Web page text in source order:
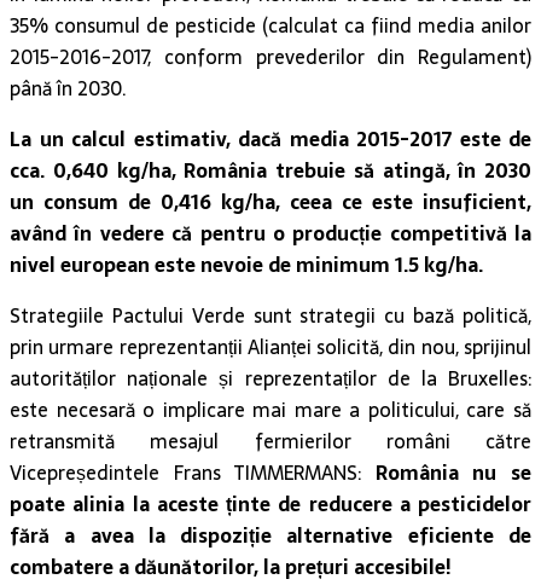
35% consumul de pesticide (calculat ca fiind media anilor
2015-2016-2017, conform prevederilor din Regulament)
până în 2030.
La un calcul estimativ, dacă media 2015-2017 este de
cca. 0,640 kg/ha, România trebuie să atingă, în 2030
un consum de 0,416 kg/ha, ceea ce este insuficient,
având în vedere că pentru o producție competitivă la
nivel european este nevoie de minimum 1.5 kg/ha.
Strategiile Pactului Verde sunt strategii cu bază politică,
prin urmare reprezentanții Alianței solicită, din nou, sprijinul
autorităților naționale și reprezentaților de la Bruxelles:
este necesară o implicare mai mare a politicului, care să
retransmită mesajul fermierilor români către
Vicepreședintele Frans TIMMERMANS: România nu se
poate alinia la aceste ținte de reducere a pesticidelor
fără a avea la dispoziție alternative eficiente de
combatere a dăunătorilor, la prețuri accesibile!